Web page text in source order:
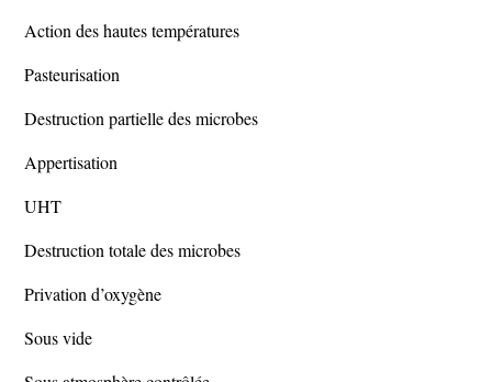
Action des hautes températures
Pasteurisation
Destruction partielle des microbes
Appertisation
UHT
Destruction totale des microbes
Privation d’oxygène
Sous vide